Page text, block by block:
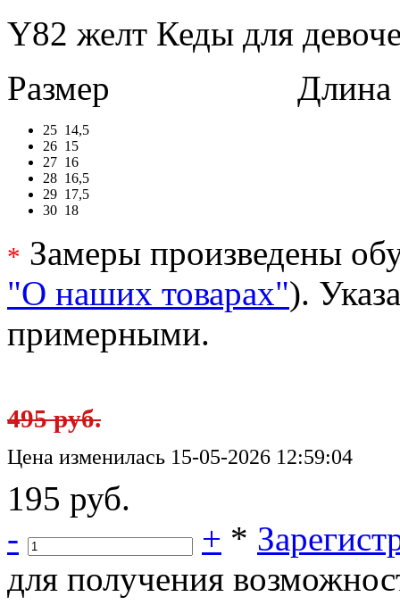
Y82 желт Кеды для
Размер
Длина в
25 14,5
26 15
27 16
28 16,5
29 17,5
30 18
* Замеры произведены
"О наших товарах").
примерными.
495 руб.
Цена изменилась 15-05-2026 12:59:04
195 руб.
-
+ *
для получения